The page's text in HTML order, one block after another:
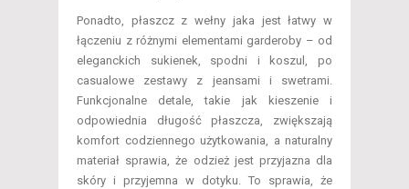
Ponadto, płaszcz z wełny jaka jest łatwy w
łączeniu z różnymi elementami garderoby – od
eleganckich sukienek, spodni i koszul, po
casualowe zestawy z jeansami i swetrami.
Funkcjonalne detale, takie jak kieszenie i
odpowiednia długość płaszcza, zwiększają
komfort codziennego użytkowania, a naturalny
materiał sprawia, że odzież jest przyjazna dla
skóry i przyjemna w dotyku. To sprawia, że